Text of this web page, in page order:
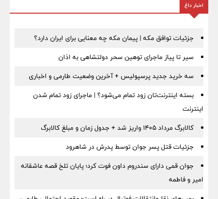
اخبار داغ
جزئیات توافق مکه | پیمان مکه چه معنایی برای ایران دارد؟
سیر تا پیاز ماجرای توهین سحر دولتشاهی به اذان
سه خرید جدید پرسپولیس + آخرین وضعیت طارمی و اخباری
بسته اینترنت‌تان زود تمام می‌شود؟ | ماجرای زود تمام شدن
اینترنت
کالابرگ مرداد ۱۴۰۵ واریز شد + جدول زمان و مبلغ کالابرگ
جزئیات قتل پسر جوان توسط پدرش در شاهرود
جوان قمی دارای سندروم داون فوت کرد؛ پایان تلخ قصه عاشقانه
امیر و فاطمه